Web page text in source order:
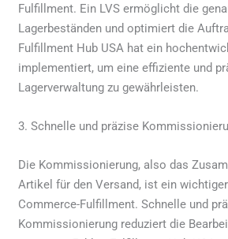
Fulfillment. Ein LVS ermöglicht die
Lagerbeständen und optimiert die
Fulfillment Hub USA hat ein
implementiert, um eine effiziente und
Lagerverwaltung zu gewährleisten.
3. Schnelle und präzise
Die Kommissionierung, also das
Artikel für den Versand, ist ein
Commerce-Fulfillment. Schnelle und
Kommissionierung reduziert die